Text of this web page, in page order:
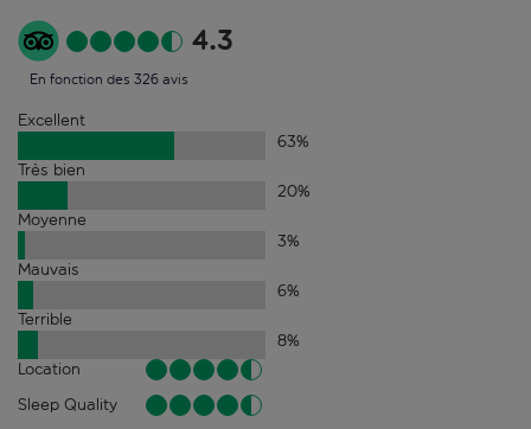
4.3
En fonction des 326 avis
Excellent
63%
Très bien
20%
Moyenne
3%
Mauvais
6%
Terrible
8%
Location
Sleep Quality